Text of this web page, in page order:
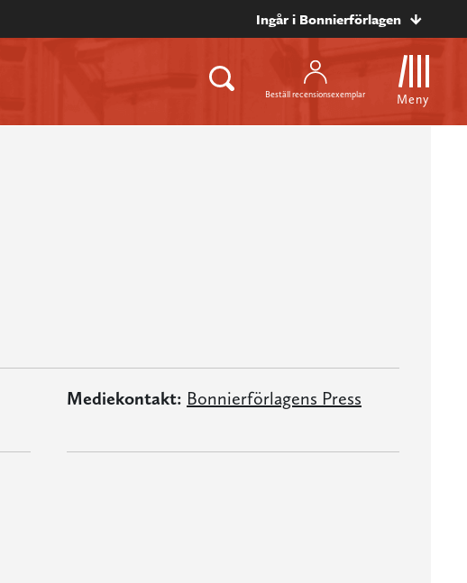
Ingår i Bonnierförlagen
Beställ recensionsexemplar Meny
Mediekontakt: Bonnierförlagens Press